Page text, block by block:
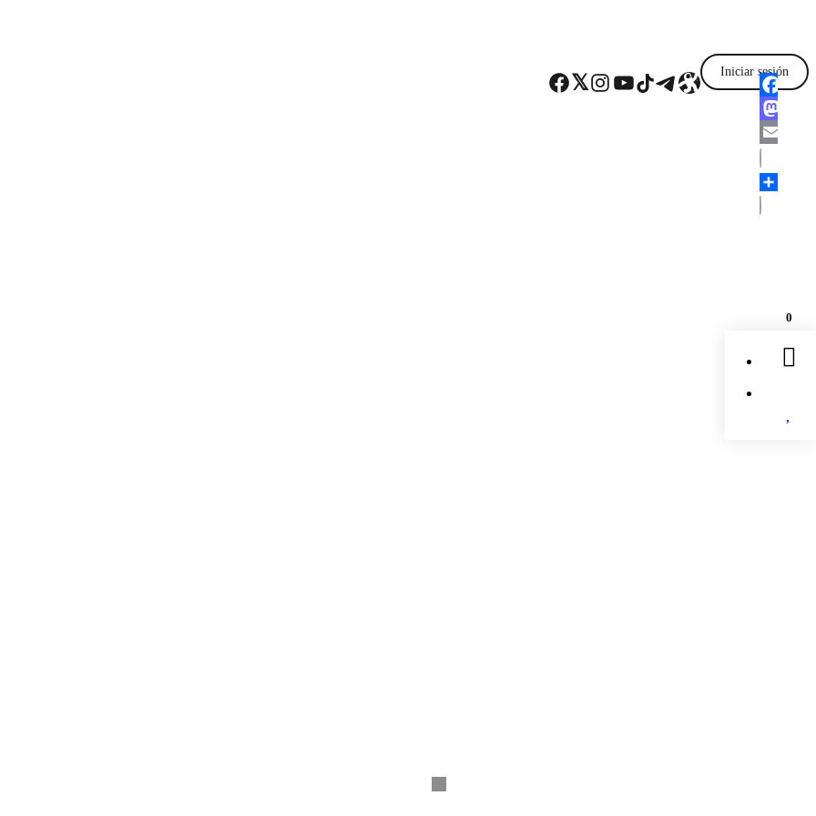
Facebook Twitter Instagram YouTube TikTok Telegram Enlace Iniciar sesión
0
Facebook